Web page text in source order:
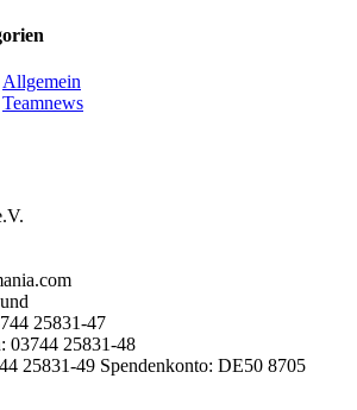
Allgemein
Teamnews
25831-47
03744 25831-48
25831-49 Spendenkonto: DE50 8705